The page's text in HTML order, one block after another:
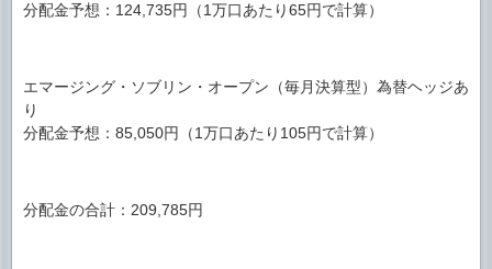
分配金予想：124,735円（1万口あたり65円で計算）
エマージング・ソブリン・オープン（毎月決算型）為替ヘッジあ
り
分配金予想：85,050円（1万口あたり105円で計算）
分配金の合計：209,785円